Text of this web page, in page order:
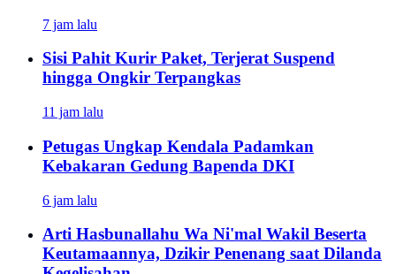
7 jam lalu
Sisi Pahit Kurir Paket, Terjerat Suspend
hingga Ongkir Terpangkas
11 jam lalu
Petugas Ungkap Kendala Padamkan
Kebakaran Gedung Bapenda DKI
6 jam lalu
Arti Hasbunallahu Wa Ni'mal Wakil Beserta
Keutamaannya, Dzikir Penenang saat Dilanda